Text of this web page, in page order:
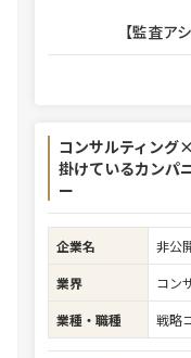
【監査ア
コンサルティン
掛けているカンパ
ー
企業名
非公
業界
コン
業種・職種
戦略